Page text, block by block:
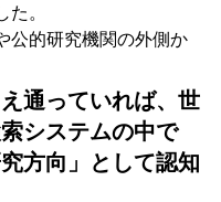
。
公的研究機関の外側か
通っていれば、世
システムの中で
究方向」として認知